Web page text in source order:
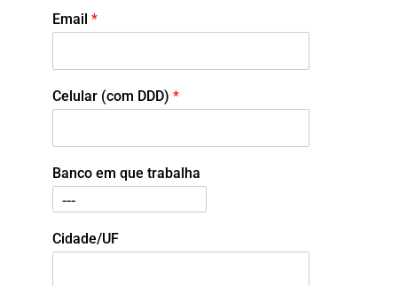
Email *
Celular (com DDD) *
Banco em que trabalha
Cidade/UF